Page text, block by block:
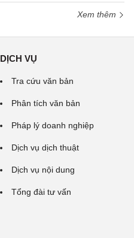
Xem thêm
DỊCH VỤ
Tra cứu văn bản
Phân tích văn bản
Pháp lý doanh nghiệp
Dịch vụ dịch thuật
Dịch vụ nội dung
Tổng đài tư vấn